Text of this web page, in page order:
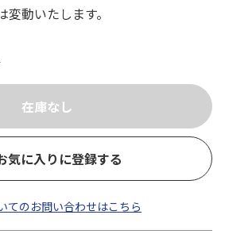
動いたします。
気に入りに登録する
てのお問い合わせはこちら